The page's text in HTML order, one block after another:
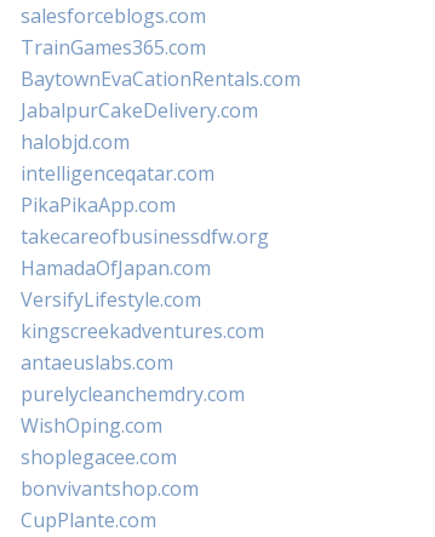
salesforceblogs.com
TrainGames365.com
BaytownEvaCationRentals.com
JabalpurCakeDelivery.com
halobjd.com
intelligenceqatar.com
PikaPikaApp.com
takecareofbusinessdfw.org
HamadaOfJapan.com
VersifyLifestyle.com
kingscreekadventures.com
antaeuslabs.com
purelycleanchemdry.com
WishOping.com
shoplegacee.com
bonvivantshop.com
CupPlante.com